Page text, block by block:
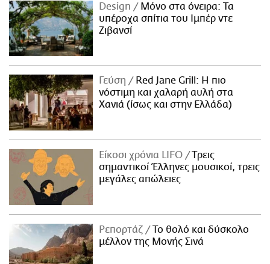
Design
Μόνο στα όνειρα: Τα
υπέροχα σπίτια του Ιμπέρ ντε
Ζιβανσί
Γεύση
Red Jane Grill: Η πιο
νόστιμη και χαλαρή αυλή στα
Χανιά (ίσως και στην Ελλάδα)
Είκοσι χρόνια LIFO
Tρεις
σημαντικοί Έλληνες μουσικοί, τρεις
μεγάλες απώλειες
Ρεπορτάζ
Το θολό και δύσκολο
μέλλον της Μονής Σινά